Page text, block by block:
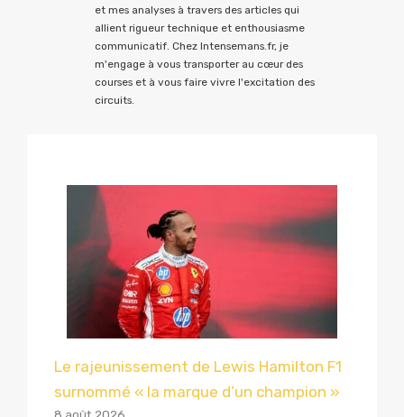
et mes analyses à travers des articles qui
allient rigueur technique et enthousiasme
communicatif. Chez Intensemans.fr, je
m'engage à vous transporter au cœur des
courses et à vous faire vivre l'excitation des
circuits.
Le rajeunissement de Lewis Hamilton F1
surnommé « la marque d’un champion »
8 août 2026